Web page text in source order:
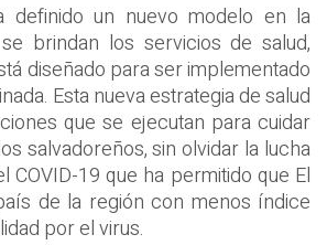
definido un nuevo modelo en la
brindan los servicios de salud,
diseñado para ser implementado
Esta nueva estrategia de salud
que se ejecutan para cuidar
salvadoreños, sin olvidar la lucha
COVID-19 que ha permitido que El
de la región con menos índice
por el virus.